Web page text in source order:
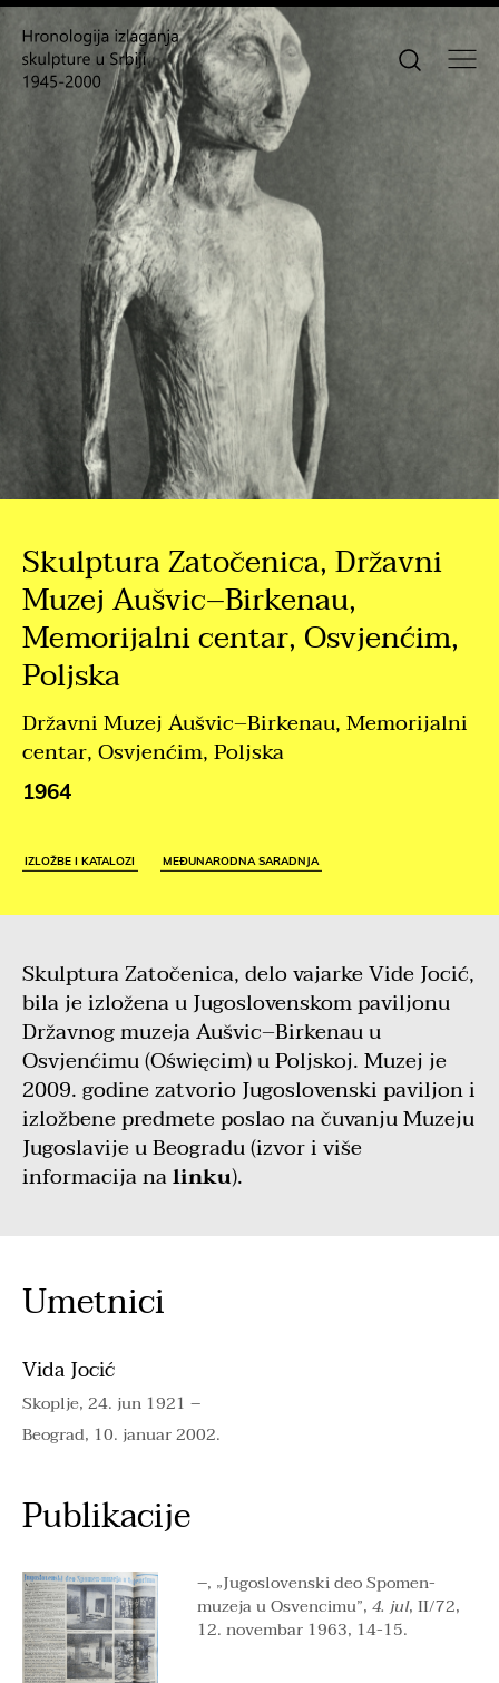
Skulptura Zatočenica, Državni
Muzej Aušvic–Birkenau,
Memorijalni centar, Osvjenćim,
Poljska
Državni Muzej Aušvic–Birkenau, Memorijalni
centar, Osvjenćim, Poljska
1964
IZLOŽBE I KATALOZI MEĐUNARODNA SARADNJA
Skulptura Zatočenica, delo vajarke Vide Jocić,
bila je izložena u Jugoslovenskom paviljonu
Državnog muzeja Aušvic–Birkenau u
Osvjenćimu (Oświęcim) u Poljskoj. Muzej je
2009. godine zatvorio Jugoslovenski paviljon i
izložbene predmete poslao na čuvanju Muzeju
Jugoslavije u Beogradu (izvor i više
informacija nalinku).
Umetnici
Vida Jocić
Skoplje, 24. jun 1921 –
Beograd, 10. januar 2002.
Publikacije
–, „Jugoslovenski deo Spomen-
muzeja u Osvencimu”,4. jul, II/72,
12. novembar 1963, 14-15.